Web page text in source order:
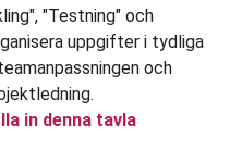
in denna tavla